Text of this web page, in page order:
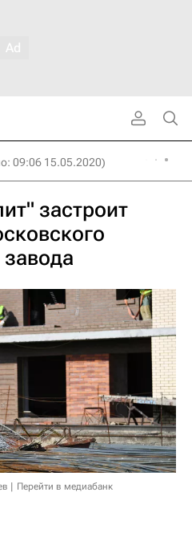
09:06 15.05.2020)
застроит
Перейти в медиабанк